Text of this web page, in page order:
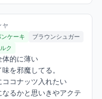
ャ / 2026年5月4日
ンケーキ
ブラウンシュガー
ク
体的に薄い
を邪魔してる。
コナッツ入れたい
るかと思いきやアクテ